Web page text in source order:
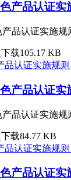
产品认证实
产品认证实施规
载105.17 KB
产品认证实
产品认证实施规
载84.77 KB
产品认证实